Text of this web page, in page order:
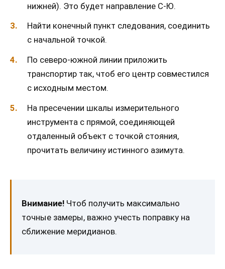
нижней). Это будет направление С-Ю.
Найти конечный пункт следования, соединить
с начальной точкой.
По северо-южной линии приложить
транспортир так, чтоб его центр совместился
с исходным местом.
На пресечении шкалы измерительного
инструмента с прямой, соединяющей
отдаленный объект с точкой стояния,
прочитать величину истинного азимута.
Внимание! Чтоб получить максимально
точные замеры, важно учесть поправку на
сближение меридианов.